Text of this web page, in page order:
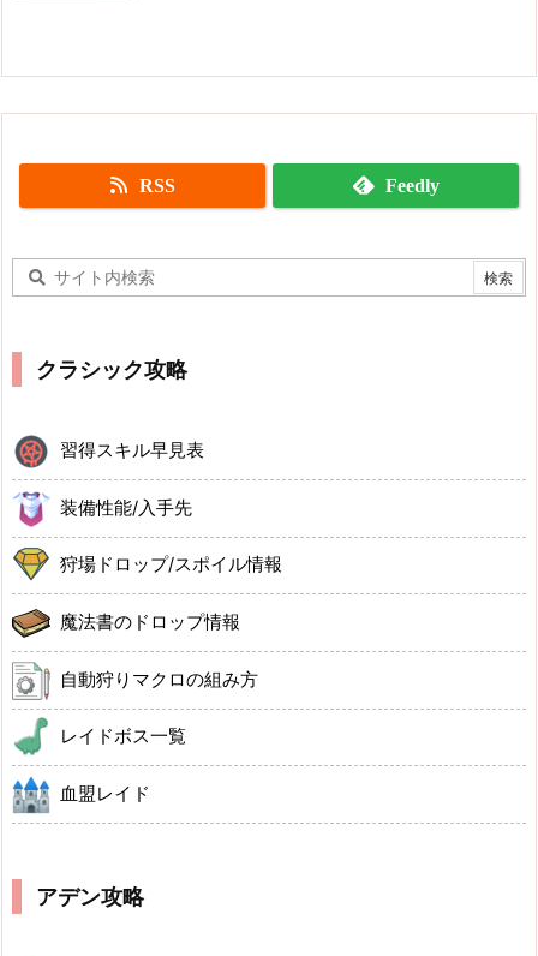
RSS Feedly
クラシック攻略
習得スキル早見表
装備性能/入手先
狩場ドロップ/スポイル情報
魔法書のドロップ情報
自動狩りマクロの組み方
レイドボス一覧
血盟レイド
アデン攻略